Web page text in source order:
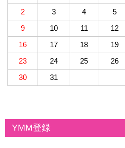
2
3 4 5
9
10 11 12
16
17 18 19
23
24 25 26
30
31
YMM登録